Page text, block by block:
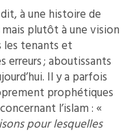
à une histoire de
plutôt à une vision
les tenants et
erreurs ; aboutissants
Il y a parfois
prophétiques
l’islam : «
pour lesquelles